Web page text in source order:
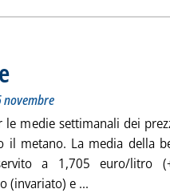
le medie settimanali dei
il metano. La media della
a 1,705 euro/litro
(invariato) e ...